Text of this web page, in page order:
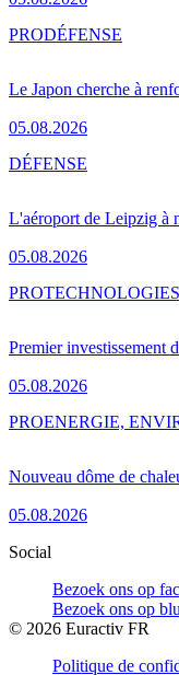
Le Japon cherche à
05.08.2026
PRODÉFENSE
L'aéroport de Leipzig à
05.08.2026
DÉFENSE
Premier investissement
05.08.2026
PROTECHNOLOGIES
Nouveau dôme de
05.08.2026
PROENERGIE,
Social
Bezoek ons op
Bezoek ons op
© 2026 Euractiv FR
Politique de